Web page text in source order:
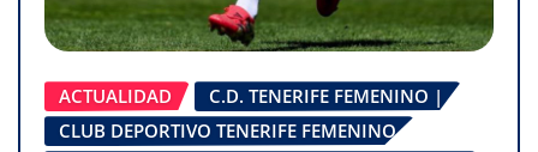
ACTUALIDAD
C.D. TENERIFE FEMENINO |
CLUB DEPORTIVO TENERIFE FEMENINO